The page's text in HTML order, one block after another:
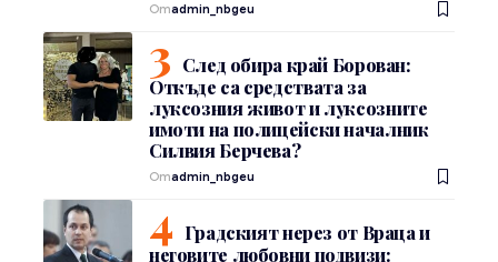
Отadmin_nbgeu
След обира край Борован:
Откъде са средствата за
луксозния живот и луксозните
имоти на полицейски началник
Силвия Берчева?
Отadmin_nbgeu
Градският нерез от Враца и
неговите любовни подвизи: